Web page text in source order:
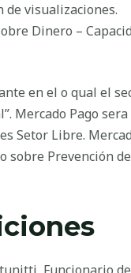
visualizaciones.
Dinero –
en el o qual el
Mercado Pago
Setor Libre.
sobre Prevención